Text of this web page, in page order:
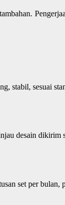
stabil, sesuai
desain
set per